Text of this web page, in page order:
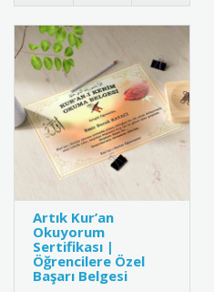
Artık Kur’an
Okuyorum
Sertifikası |
Öğrencilere Özel
Başarı Belgesi